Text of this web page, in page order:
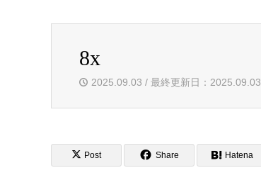
8x
2025.09.03 / 最終更新日：2025.09.03
Post Share Hatena